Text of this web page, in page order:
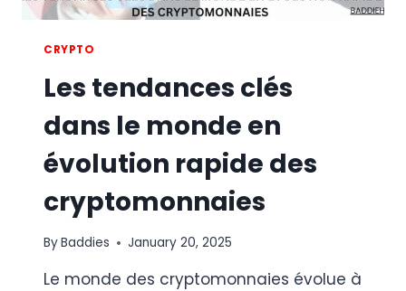
CRYPTO
Les tendances clés
dans le monde en
évolution rapide des
cryptomonnaies
ByBaddies January 20, 2025
Le monde des cryptomonnaies évolue à